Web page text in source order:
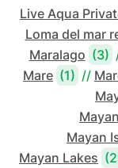
Live Aqua
Loma del mar
Maralago (3)
Mare (1) //
Mayan
Mayan Lakes